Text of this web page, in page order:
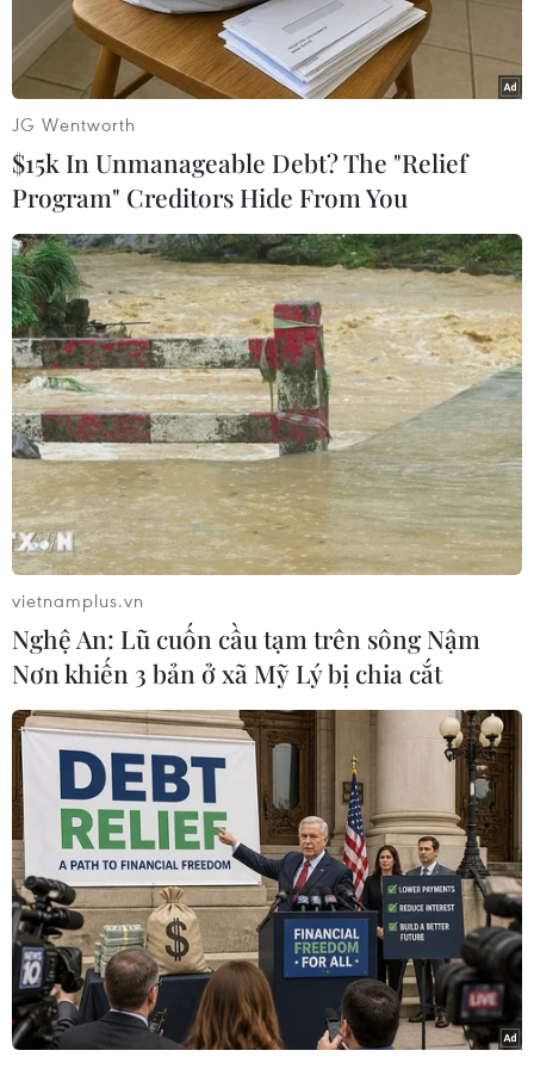
Một góc thành phố Thâm Quyến. (Nguồn: Business Insider)
Trong vòng bốn năm đầu thế kỷ 21, ông Wang
Zhaohong làm việc cho một đội phá hủy công
trình cũ ở Thâm Quyến, Quảng Đông, miền Nam
Trung Quốc, mở đường cho công cuộc "thay da
đổi thịt" cho Thâm Quyến, từ một ngôi làng nhỏ
bé nằm sát biên giới thành một trung tâm thành
phố năng động và sầm uất.
Giờ với dáng vẻ gầy mòn ốm yếu và vật lộn để
giành lại hơi thở cho cuộc sống của mình, người
đàn ông 50 tuổi nằm liệt giường này chia sẻ
rằng công việc ấy đã khiến ông ra nông nỗi này.
Không có bảo hộ lao động, ông và những công
nhân khác từ tỉnh Hồ Nam đã hít quá nhiều bụi
trong quá trình xây dựng phát triển thành phố
Thâm Quyến, để rồi giờ đây mang theo căn
bệnh phổi do thường xuyên hít phải khí bụi có
xylic. Nhưng trường hợp của ông Wang nặng
hơn.
Tháng 12 này, Trung Quốc sẽ kỷ niệm 40 năm
JG Wentworth
$15k In Unmanageable Debt? The "Relief
Program" Creditors Hide From You
vietnamplus.vn
Nghệ An: Lũ cuốn cầu tạm trên sông Nậm
Nơn khiến 3 bản ở xã Mỹ Lý bị chia cắt